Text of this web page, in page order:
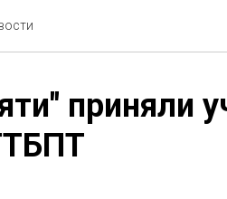
приняли